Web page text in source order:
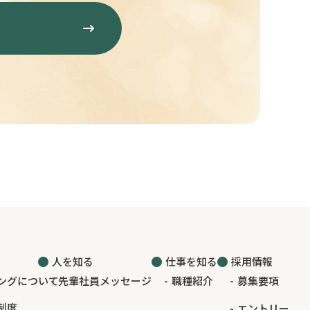
グについて
度
人を知る
先輩社員メッセージ
仕事を知る
職種紹介
採用情報
募集要項